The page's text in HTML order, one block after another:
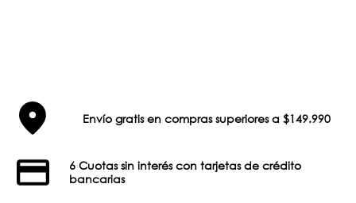
Envío gratis en compras superiores a $149.990
6 Cuotas sin interés con tarjetas de crédito
bancarias